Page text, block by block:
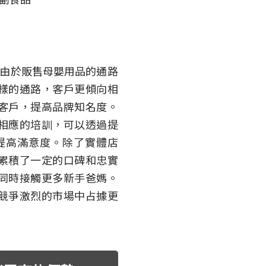
於販售母嬰用品的通路
的通路，客戶更傾向相
戶，提高品牌知名度。
應的培訓，可以透過提
滿意度。除了實體店
積了一定的口碑和忠實
時接觸更多新手爸媽。
爭激烈的市場中占據更